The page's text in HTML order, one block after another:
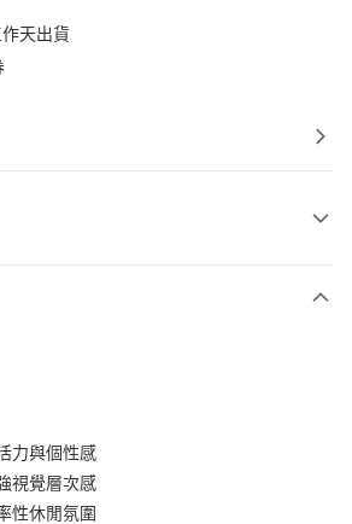
天出貨
力與個性感
視覺層次感
性休閒氛圍